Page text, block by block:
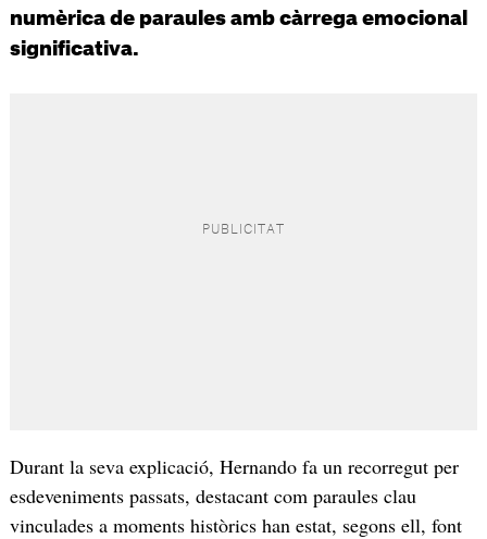
numèrica de paraules amb càrrega emocional
significativa.
Durant la seva explicació, Hernando fa un recorregut per
esdeveniments passats, destacant com paraules clau
vinculades a moments històrics han estat, segons ell, font